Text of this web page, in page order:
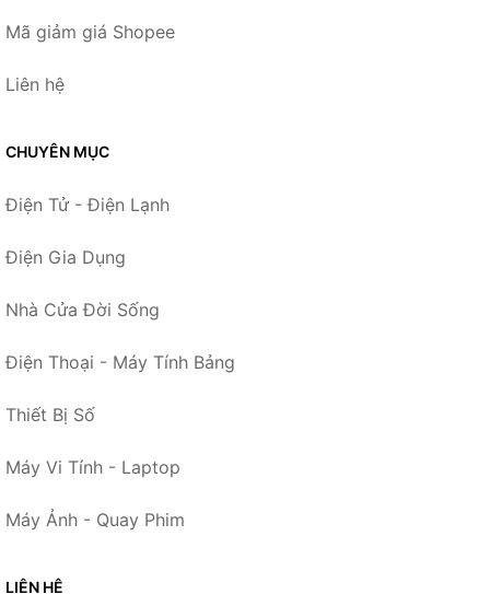
Mã giảm giá Shopee
Liên hệ
CHUYÊN MỤC
Điện Tử - Điện Lạnh
Điện Gia Dụng
Nhà Cửa Đời Sống
Điện Thoại - Máy Tính Bảng
Thiết Bị Số
Máy Vi Tính - Laptop
Máy Ảnh - Quay Phim
LIÊN HỆ